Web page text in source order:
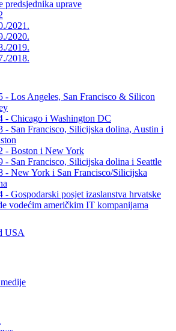
predsjednika uprave
2021.
2020.
2019.
2018.
- Los Angeles, San Francisco & Silicon
- Chicago i Washington DC
- San Francisco, Silicijska dolina, Austin i
- Boston i New York
- San Francisco, Silicijska dolina i Seattle
- New York i San Francisco/Silicijska
- Gospodarski posjet izaslanstva hrvatske
vodećim američkim IT kompanijama
USA